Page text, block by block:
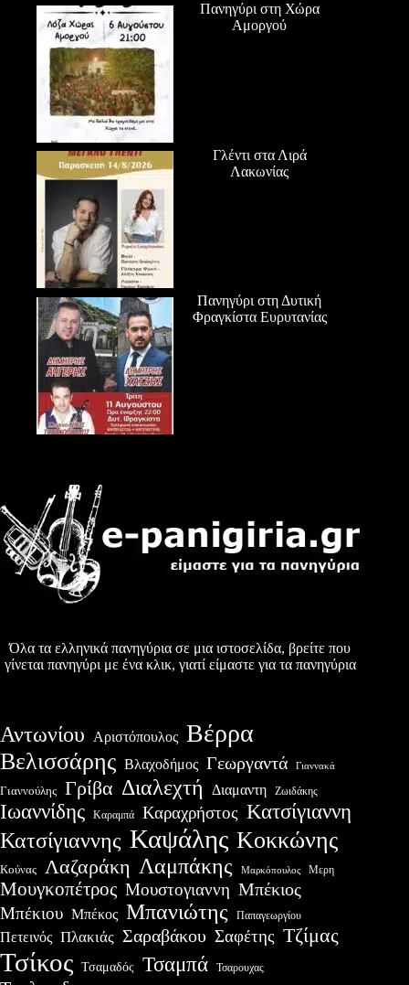
Πανηγύρι στη Χώρα
Αμοργού
Γλέντι στα Λιρά
Λακωνίας
Πανηγύρι στη Δυτική
Φραγκίστα Ευρυτανίας
Όλα τα ελληνικά πανηγύρια σε μια ιστοσελίδα, βρείτε που
γίνεται πανηγύρι με ένα κλικ, γιατί είμαστε για τα πανηγύρια
Αντωνίου Αριστόπουλος Βέρρα
Βελισσάρης Βλαχοδήμος Γεωργαντά Γιαννακά
Γιαννούλης Γρίβα Διαλεχτή Διαμαντη Ζωιδάκης
Ιωαννίδης Καραμπά Καραχρήστος Κατσίγιαννη
Κατσίγιαννης Καψάλης Κοκκώνης
Κούνας Λαζαράκη Λαμπάκης Μαρκόπουλος Μερη
Μουγκοπέτρος Μουστογιαννη Μπέκιος
Μπέκιου Μπέκος Μπανιώτης Παπαγεωργίου
Πετεινός Πλακιάς Σαραβάκου Σαφέτης Τζίμας
Τσίκος Τσαμαδός Τσαμπά Τσαρουχας